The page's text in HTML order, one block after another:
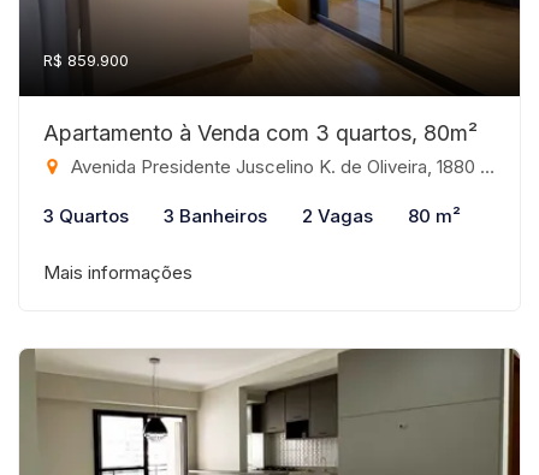
R$ 859.900
Apartamento à Venda com 3 quartos, 80m²
Avenida Presidente Juscelino K. de Oliveira, 1880 - Jardim Panorama, São José do Rio Preto-SP
3 Quartos 3 Banheiros 2 Vagas 80 m²
Mais informações